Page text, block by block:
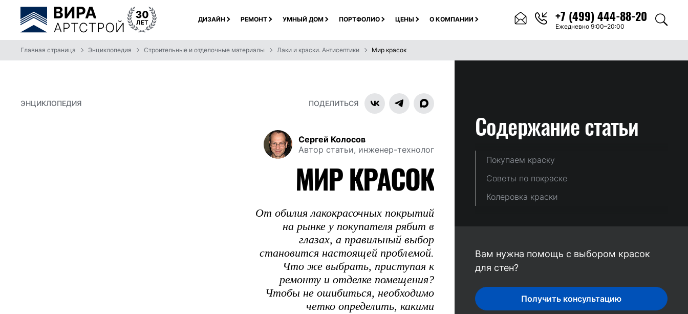
ДИЗАЙН РЕМОНТ УМНЫЙ ДОМ ПОРТФОЛИО ЦЕНЫ О КОМПАНИИ +7 (499) 444-88-20
Ежедневно 9:00–20:00
Главная страница Энциклопедия Строительные и отделочные материалы Лаки и краски. Антисептики Мир красок
ЭНЦИКЛОПЕДИЯ ПОДЕЛИТЬСЯ
Сергей Колосов
Автор статьи, инженер-технолог
МИР КРАСОК
От обилия лакокрасочных покрытий
на рынке у покупателя рябит в
глазах, а правильный выбор
становится настоящей проблемой.
Что же выбрать, приступая к
ремонту и отделке помещения?
Чтобы не ошибиться, необходимо
четко определить, какими
Содержаниестатьи
Покупаем краску
Советы по покраске
Колеровка краски
Вам нужна помощь с выбором красок
для стен?
Получить консультацию